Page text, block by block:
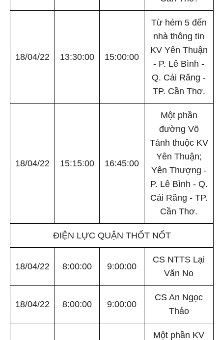
18/04/22 13:30:00 15:00:00
Từ hẻm 5 đến
nhà thông tin
KV Yên Thuận
- P. Lê Bình -
Q. Cái Răng -
TP. Cần Thơ.
18/04/22 15:15:00 16:45:00
Một phần
đường Võ
Tánh thuộc KV
Yên Thuận;
Yên Thượng -
P. Lê Bình - Q.
Cái Răng - TP.
Cần Thơ.
ĐIỆN LỰC QUẬN THỐT NỐT
18/04/22 8:00:00 9:00:00
CS NTTS Lại
Văn No
18/04/22 8:00:00 9:00:00
CS An Ngọc
Thảo
Một phần KV